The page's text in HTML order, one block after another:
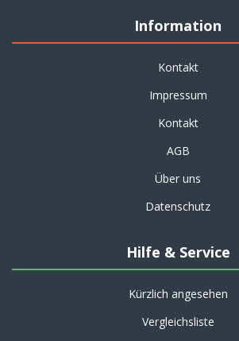
Information
Kontakt
Impressum
Kontakt
AGB
Über uns
Datenschutz
Hilfe & Service
Kürzlich angesehen
Vergleichsliste